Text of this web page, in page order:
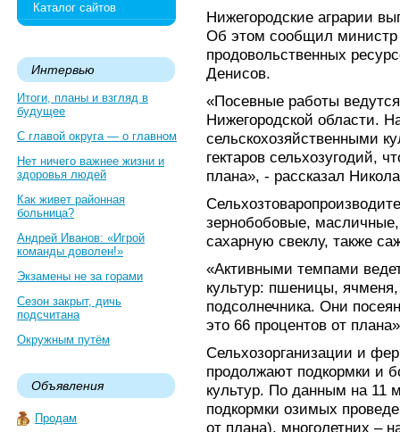
Каталог сайтов
Интервью
Итоги, планы и взгляд в
будущее
С главой округа — о главном
Нет ничего важнее жизни и
здоровья людей
Как живет районная
больница?
Андрей Иванов: «Игрой
команды доволен!»
Экзамены не за горами
Сезон закрыт, дичь
подсчитана
Окружным путём
Объявления
Продам
Нижегородские аграрии
Об этом сообщил министр
продовольственных
Денисов.
«Посевные работы
Нижегородской области.
сельскохозяйственными
гектаров сельхозугодий,
плана», - рассказал
зернобобовые,
сахарную свеклу, также
«Активными темпами
культур: пшеницы, ячменя,
подсолнечника. Они
это 66 процентов от
Сельхозорганизации и
продолжают подкормки и
культур. По данным на 11
подкормки озимых
от плана), многолетних –